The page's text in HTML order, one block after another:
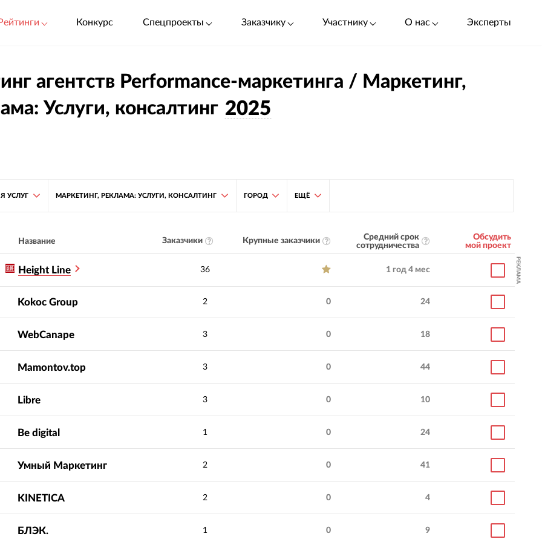
Конкурс Спецпроекты Заказчику Участнику О нас Эксперты
агентств Performance-маркетинга / Маркетинг,
Услуги, консалтинг 2025
УСЛУГ МАРКЕТИНГ, РЕКЛАМА: УСЛУГИ, КОНСАЛТИНГ ГОРОД ЕЩЁ
Название Заказчики Крупные заказчики
Средний срок
сотрудничества
Обсудить
мой проект
Height Line 36 1 год 4 мес РЕКЛАМА
Kokoc Group 2 0 24
WebCanape 3 0 18
Mamontov.top 3 0 44
Libre 3 0 10
Be digital 1 0 24
Умный Маркетинг 2 0 41
KINETICA 2 0 4
БЛЭК. 1 0 9